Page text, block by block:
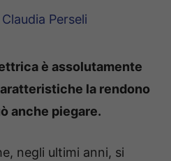
Claudia Perseli
è assolutamente
la rendono
anche piegare.
negli ultimi anni, si